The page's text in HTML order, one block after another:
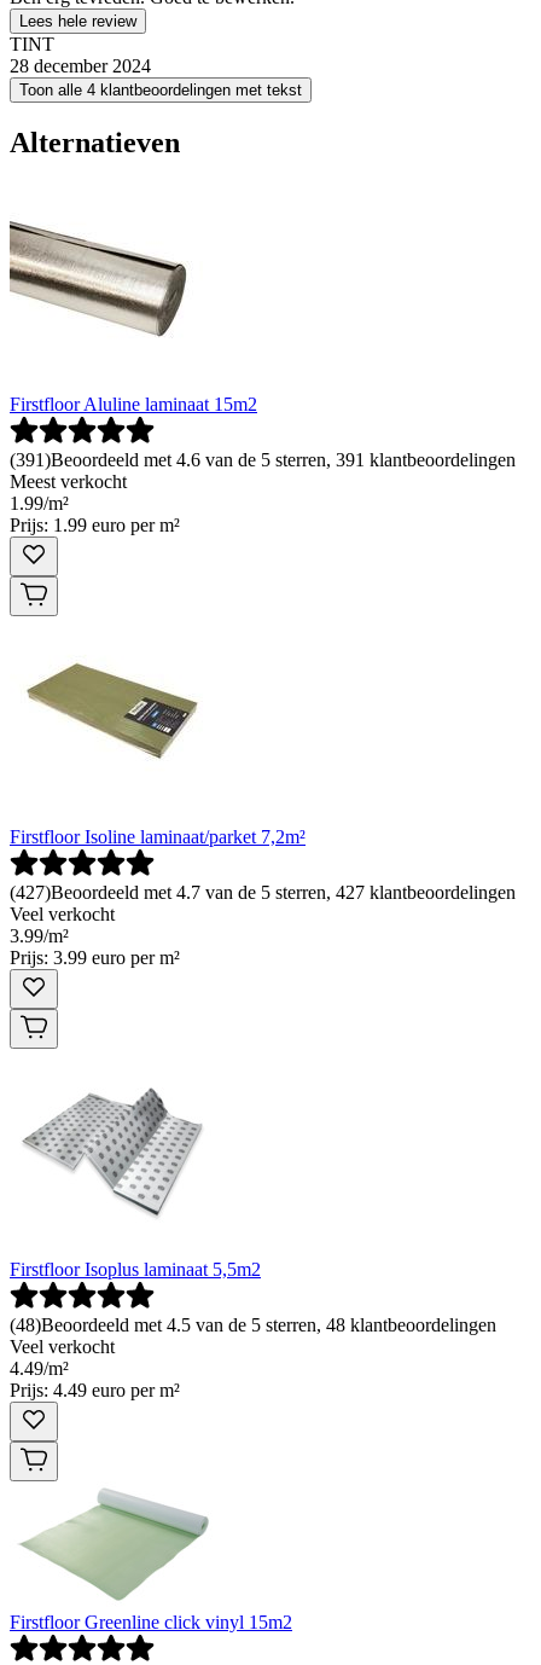
Lees hele review
TINT
28 december 2024
Toon alle 4 klantbeoordelingen met tekst
Alternatieven
Firstfloor Aluline laminaat 15m2
(391)Beoordeeld met 4.6 van de 5 sterren, 391 klantbeoordelingen
Meest verkocht
1 .99/m²
Prijs: 1.99 euro per m²
Firstfloor Isoline laminaat/parket 7,2m²
(427)Beoordeeld met 4.7 van de 5 sterren, 427 klantbeoordelingen
Veel verkocht
3.99/m²
Prijs: 3.99 euro per m²
Firstfloor Isoplus laminaat 5,5m2
(48)Beoordeeld met 4.5 van de 5 sterren, 48 klantbeoordelingen
Veel verkocht
4.49/m²
Prijs: 4.49 euro per m²
Firstfloor Greenline click vinyl 15m2